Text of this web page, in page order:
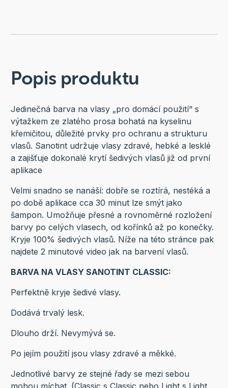
Popis produktu
Jedinečná barva na vlasy „pro domácí použití“ s
výtažkem ze zlatého prosa bohatá na kyselinu
křemičitou, důležité prvky pro ochranu a strukturu
vlasů. Sanotint udržuje vlasy zdravé, hebké a lesklé
a zajišťuje dokonalé krytí šedivých vlasů již od první
aplikace
Velmi snadno se nanáší: dobře se roztírá, nestéká a
po době aplikace cca 30 minut lze smýt jako
šampon. Umožňuje přesné a rovnoměrné rozložení
barvy po celých vlasech, od kořínků až po konečky.
Kryje 100% šedivých vlasů. Níže na této stránce pak
najdete 2 minutové video jak na barvení vlasů.
BARVA NA VLASY SANOTINT CLASSIC:
Perfektně kryje šedivé vlasy.
Dodává trvalý lesk.
Dlouho drží. Nevymývá se.
Po jejím použití jsou vlasy zdravé a měkké.
Jednotlivé barvy ze stejné řady se mezi sebou
mohou míchat. (Classic s Classic nebo Light s Light